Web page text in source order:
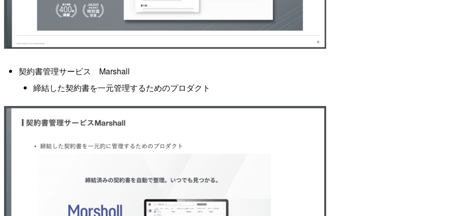
契約書管理サービス Marshall
締結した契約書を一元管理するためのプロダクト